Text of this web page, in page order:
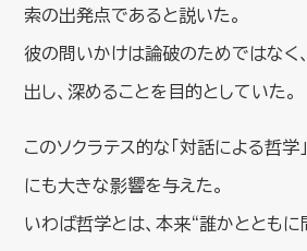
索の出発点であると説いた。
彼の問いかけは論破のためではなく
出し、深めることを目的としていた。
このソクラテス的な「対話による哲学
にも大きな影響を与えた。
いわば哲学とは、本来“誰かととも